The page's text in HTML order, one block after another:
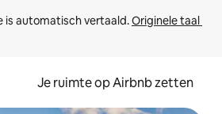
is automatisch vertaald. Originele taal
Je ruimte op Airbnb zetten